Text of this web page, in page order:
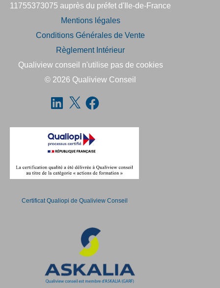
11755373075 auprès du préfet d'Ile-de-France
Mentions légales
Conditions Générales de Vente
Règlement Intérieur
Qualiview conseil n'utilise pas de cookies
© 2026 Qualiview Conseil
Certificat Qualiopi de Qualiview Conseil